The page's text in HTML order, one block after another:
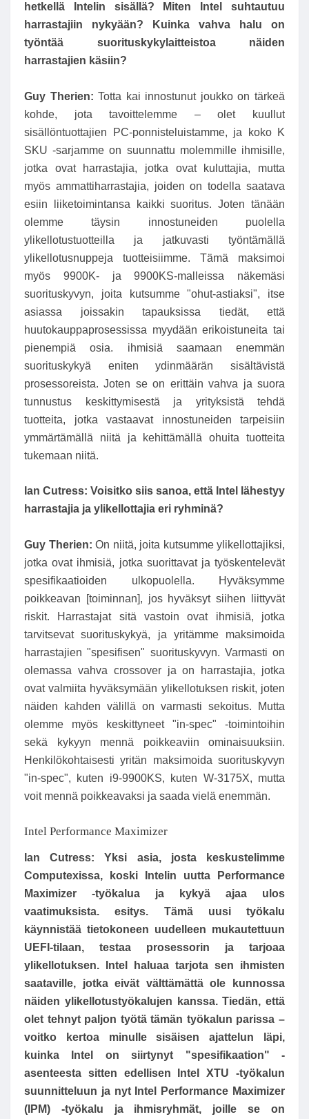
hetkellä Intelin sisällä? Miten Intel suhtautuu
harrastajiin nykyään? Kuinka vahva halu on
työntää suorituskykylaitteistoa näiden
harrastajien käsiin?
Guy Therien: Totta kai innostunut joukko on tärkeä
kohde, jota tavoittelemme – olet kuullut
sisällöntuottajien PC-ponnisteluistamme, ja koko K
SKU -sarjamme on suunnattu molemmille ihmisille,
jotka ovat harrastajia, jotka ovat kuluttajia, mutta
myös ammattiharrastajia, joiden on todella saatava
esiin liiketoimintansa kaikki suoritus. Joten tänään
olemme täysin innostuneiden puolella
ylikellotustuotteilla ja jatkuvasti työntämällä
ylikellotusnuppeja tuotteisiimme. Tämä maksimoi
myös 9900K- ja 9900KS-malleissa näkemäsi
suorituskyvyn, joita kutsumme "ohut-astiaksi", itse
asiassa joissakin tapauksissa tiedät, että
huutokauppaprosessissa myydään erikoistuneita tai
pienempiä osia. ihmisiä saamaan enemmän
suorituskykyä eniten ydinmäärän sisältävistä
prosessoreista. Joten se on erittäin vahva ja suora
tunnustus keskittymisestä ja yrityksistä tehdä
tuotteita, jotka vastaavat innostuneiden tarpeisiin
ymmärtämällä niitä ja kehittämällä ohuita tuotteita
tukemaan niitä.
Ian Cutress: Voisitko siis sanoa, että Intel lähestyy
harrastajia ja ylikellottajia eri ryhminä?
Guy Therien: On niitä, joita kutsumme ylikellottajiksi,
jotka ovat ihmisiä, jotka suorittavat ja työskentelevät
spesifikaatioiden ulkopuolella. Hyväksymme
poikkeavan [toiminnan], jos hyväksyt siihen liittyvät
riskit. Harrastajat sitä vastoin ovat ihmisiä, jotka
tarvitsevat suorituskykyä, ja yritämme maksimoida
harrastajien "spesifisen" suorituskyvyn. Varmasti on
olemassa vahva crossover ja on harrastajia, jotka
ovat valmiita hyväksymään ylikellotuksen riskit, joten
näiden kahden välillä on varmasti sekoitus. Mutta
olemme myös keskittyneet "in-spec" -toimintoihin
sekä kykyyn mennä poikkeaviin ominaisuuksiin.
Henkilökohtaisesti yritän maksimoida suorituskyvyn
"in-spec", kuten i9-9900KS, kuten W-3175X, mutta
voit mennä poikkeavaksi ja saada vielä enemmän.
Intel Performance Maximizer
Ian Cutress:Yksi ​​asia, josta keskustelimme
Computexissa, koski Intelin uutta Performance
Maximizer -työkalua ja kykyä ajaa ulos
vaatimuksista. esitys. Tämä uusi työkalu
käynnistää tietokoneen uudelleen mukautettuun
UEFI-tilaan, testaa prosessorin ja tarjoaa
ylikellotuksen. Intel haluaa tarjota sen ihmisten
saataville, jotka eivät välttämättä ole kunnossa
näiden ylikellotustyökalujen kanssa. Tiedän, että
olet tehnyt paljon työtä tämän työkalun parissa –
voitko kertoa minulle sisäisen ajattelun läpi,
kuinka Intel on siirtynyt "spesifikaation" -
asenteesta sitten edellisen Intel XTU -työkalun
suunnitteluun ja nyt Intel Performance Maximizer
(IPM) -työkalu ja ihmisryhmät, joille se on